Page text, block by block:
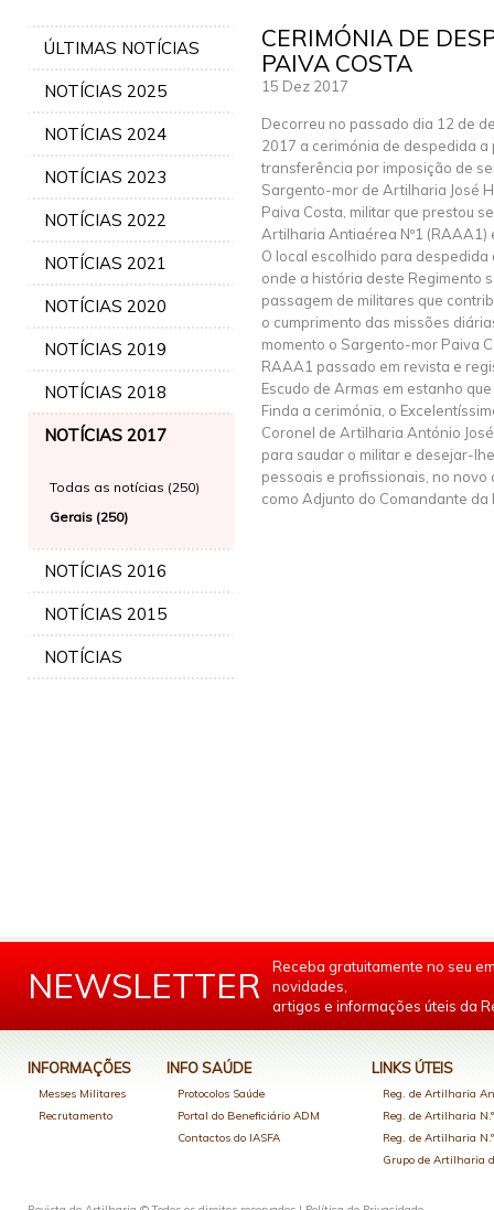
ÚLTIMAS NOTÍCIAS
NOTÍCIAS 2025
NOTÍCIAS 2024
NOTÍCIAS 2023
NOTÍCIAS 2022
NOTÍCIAS 2021
NOTÍCIAS 2020
NOTÍCIAS 2019
NOTÍCIAS 2018
NOTÍCIAS 2017
Todas as notícias (250)
Gerais (250)
NOTÍCIAS 2016
NOTÍCIAS 2015
NOTÍCIAS
CERIMÓNIA DE
PAIVA COSTA
15 Dez 2017
Decorreu no passado dia 12 de
2017 a cerimónia de despedida a
transferência por imposição de
Sargento-mor de Artilharia José
Paiva Costa, militar que prestou
Artilharia Antiaérea Nº1 (RAAA1)
O local escolhido para despedida
onde a história deste Regimento
passagem de militares que
o cumprimento das missões
momento o Sargento-mor Paiva
RAAA1 passado em revista e
Escudo de Armas em estanho
Finda a cerimónia, o
Coronel de Artilharia António
para saudar o militar e desejar-
pessoais e profissionais, no
como Adjunto do Comandante
NEWSLETTER
Receba gratuitamente no seu
novidades,
artigos e informações úteis da
INFORMAÇÕES
Messes Militares
Recrutamento
INFO SAÚDE
Protocolos Saúde
Portal do Beneficiário ADM
Contactos do IASFA
LINKS ÚTEIS
Reg. de Artilharia
Reg. de Artilharia
Reg. de Artilharia
Grupo de Artilharia